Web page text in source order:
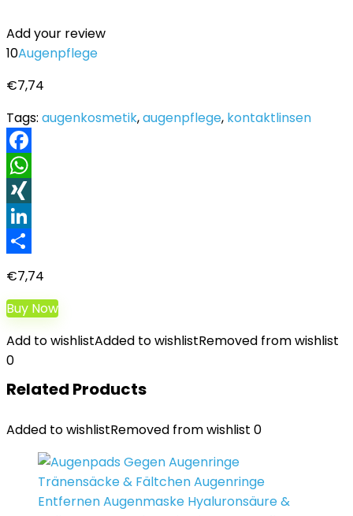
Add your review
10Augenpflege
€7,74
Tags: augenkosmetik,augenpflege, kontaktlinsen
Facebook
WhatsApp
XING
LinkedIn
€7,74
Buy Now
Add to wishlistAdded to wishlistRemoved from wishlist
0
Related Products
Added to wishlistRemoved from wishlist 0